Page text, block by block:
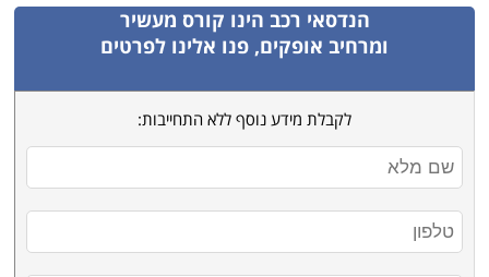
הנדסאי רכב הינו קורס מעשיר
ומרחיב אופקים, פנו אלינו לפרטים
לקבלת מידע נוסף ללא התחייבות: